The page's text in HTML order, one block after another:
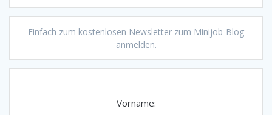
Einfach zum kostenlosen Newsletter zum Minijob-Blog
anmelden.
Vorname: